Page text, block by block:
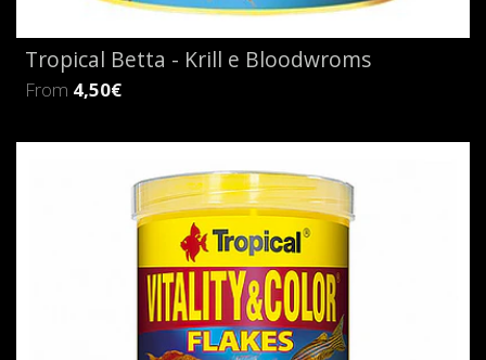
Tropical Betta - Krill e Bloodwroms
From 4,50€